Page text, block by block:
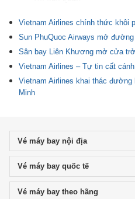
Vietnam Airlines chính thức khôi
Sun PhuQuoc Airways mở
Sân bay Liên Khương mở cửa
Vietnam Airlines – Tự tin cất
Vietnam Airlines khai thác đường
Minh
Vé máy bay nội địaclick to
Vé máy bay quốc tếclick to
Vé máy bay theo hãng